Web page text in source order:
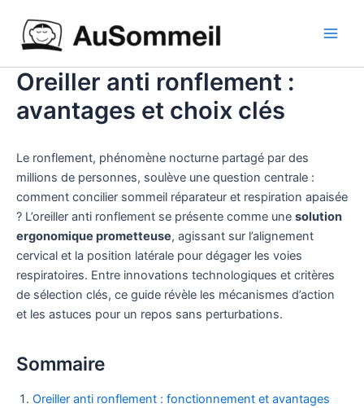
contenu
Oreiller anti ronflement :
avantages et choix clés
Le ronflement, phénomène nocturne partagé par des
millions de personnes, soulève une question centrale :
comment concilier sommeil réparateur et respiration apaisée
? L’oreiller anti ronflement se présente comme une solution
ergonomique prometteuse, agissant sur l’alignement
cervical et la position latérale pour dégager les voies
respiratoires. Entre innovations technologiques et critères
de sélection clés, ce guide révèle les mécanismes d’action
et les astuces pour un repos sans perturbations.
Sommaire
Oreiller anti ronflement : fonctionnement et avantages